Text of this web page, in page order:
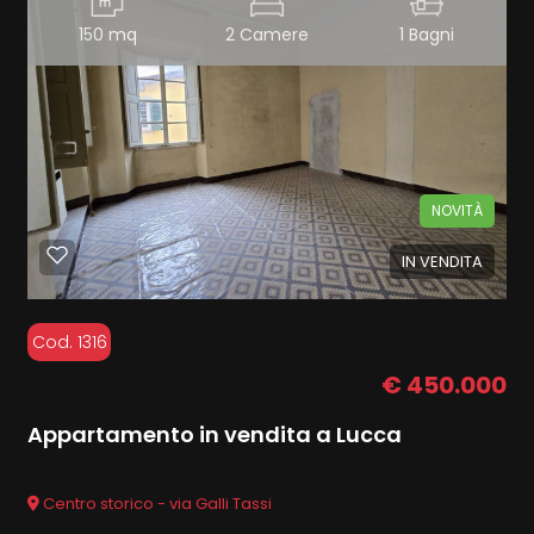
150 mq 2 Camere 1 Bagni
IN VENDITA
NOVITÀ
Cod. 1316
€ 450.000
Appartamento in vendita a Lucca
Centro storico - via Galli Tassi